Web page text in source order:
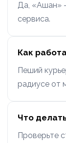
Да, «Ашан»
сервиса.
Как
Пеший
радиусе от
Что
Проверьте